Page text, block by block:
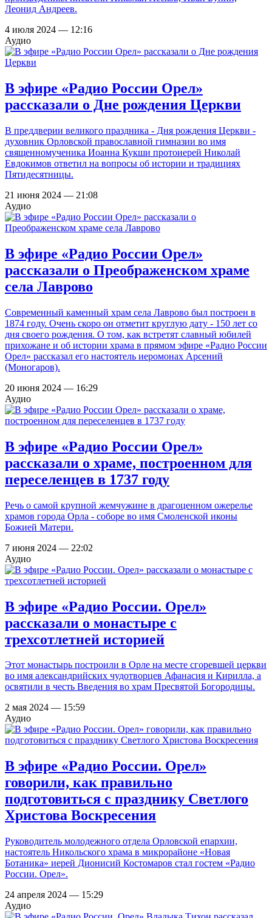
Леонид Андреев.
4 июля 2024 — 12:16
Аудио
В эфире «Радио России Орел»
рассказали о Дне рождения Церкви
В преддверии великого праздника - Дня рождения Церкви -
духовник Орловской православной гимназии во имя
священномученика Иоанна Кукши протоиерей Николай
Евдокимов ответил на вопросы об истории и традициях
Пятидесятницы.
21 июня 2024 — 21:08
Аудио
В эфире «Радио России Орел»
рассказали о Преображенском храме
села Лаврово
Современный каменный храм села Лаврово был построен в
1874 году. Очень скоро он отметит круглую дату - 150 лет со
дня своего рождения. О том, как встретят славный юбилей
прихожане и об истории храма в прямом эфире «Радио России
Орел» рассказал его настоятель иеромонах Арсений
(Моногаров).
20 июня 2024 — 16:29
Аудио
В эфире «Радио России Орел»
рассказали о храме, построенном для
переселенцев в 1737 году
Речь о самой крупной жемчужине в драгоценном ожерелье
храмов города Орла - соборе во имя Смоленской иконы
Божией Матери.
7 июня 2024 — 22:02
Аудио
В эфире «Радио России. Орел»
рассказали о монастыре с
трехсотлетней историей
Этот монастырь построили в Орле на месте сгоревшей церкви
во имя александрийских чудотворцев Афанасия и Кирилла, а
освятили в честь Введения во храм Пресвятой Богородицы.
2 мая 2024 — 15:59
Аудио
В эфире «Радио России. Орел»
говорили, как правильно
подготовиться с празднику Светлого
Христова Воскресения
Руководитель молодежного отдела Орловской епархии,
настоятель Никольского храма в микрорайоне «Новая
Ботаника» иерей Дионисий Костомаров стал гостем «Радио
России. Орел».
24 апреля 2024 — 15:29
Аудио